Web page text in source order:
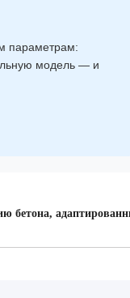
параметрам:
модель — и
бетона,